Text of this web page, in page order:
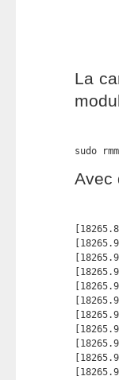
La
sudo
Avec